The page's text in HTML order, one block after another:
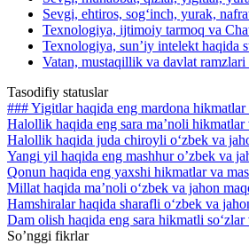
Sevgi, ehtiros, sog‘inch, yurak,
Texnologiya, ijtimoiy tarmoq va
Texnologiya, sun’iy intelekt haqida
Vatan, mustaqillik va davlat
Tasodifiy statuslar
### Yigitlar haqida eng mardona
Halollik haqida eng sara ma’noli hikmatlar
Halollik haqida juda chiroyli o‘zbek va
Yangi yil haqida eng mashhur o’zbek va
Qonun haqida eng yaxshi hikmatlar va
Millat haqida ma’noli o‘zbek va jahon
Hamshiralar haqida sharafli o‘zbek va
Dam olish haqida eng sara hikmatli so‘zlar
So’nggi fikrlar